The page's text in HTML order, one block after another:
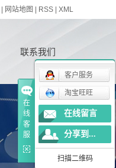
网站地图 RSS XML
联系我们
在
线
客
服
客户服务
淘宝旺旺
在线留言
分享到...
扫描二维码